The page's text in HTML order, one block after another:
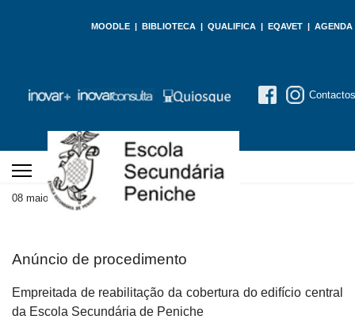
MOODLE | BIBLIOTECA | QUALIFICA | EQAVET | AGENDA
Contactos
08 maio 2026 Atualizado em 08 maio 2026
Anúncio de procedimento
Empreitada de reabilitação da cobertura do edifício central
da Escola Secundária de Peniche